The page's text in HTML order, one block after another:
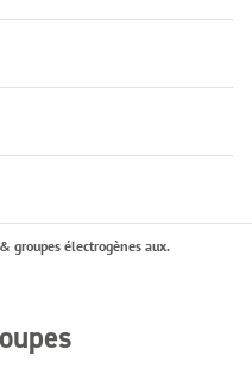
groupes électrogènes aux.